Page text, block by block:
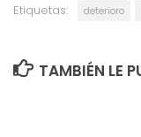
Etiquetas: deterioro
TAMBIÉN LE